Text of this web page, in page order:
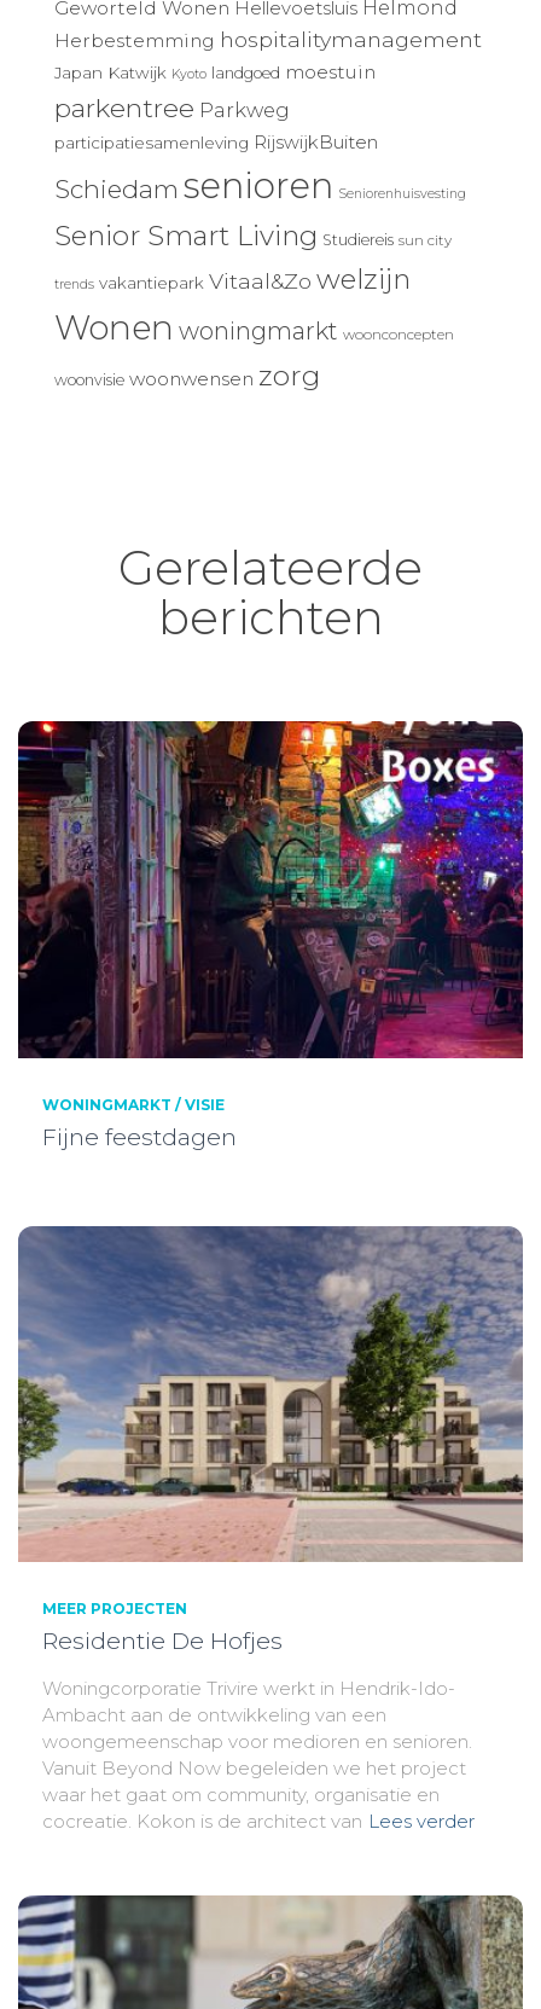
Geworteld Wonen Hellevoetsluis Helmond
Herbestemming hospitalitymanagement
Japan Katwijk Kyoto landgoed moestuin
parkentree Parkweg
participatiesamenleving RijswijkBuiten
Schiedam senioren Seniorenhuisvesting
Senior Smart Living Studiereis sun city
trends vakantiepark Vitaal&Zo welzijn
Wonen woningmarkt woonconcepten
woonvisie woonwensen zorg
Gerelateerde
berichten
WONINGMARKT / VISIE
Fijne feestdagen
MEER PROJECTEN
Residentie De Hofjes
Woningcorporatie Trivire werkt in Hendrik-Ido-
Ambacht aan de ontwikkeling van een
woongemeenschap voor medioren en senioren.
Vanuit Beyond Now begeleiden we het project
waar het gaat om community, organisatie en
cocreatie. Kokon is de architect van Lees verder